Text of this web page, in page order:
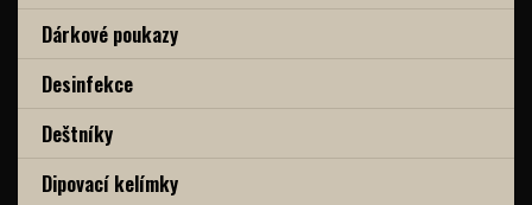
Dárkové poukazy
Desinfekce
Deštníky
Dipovací kelímky